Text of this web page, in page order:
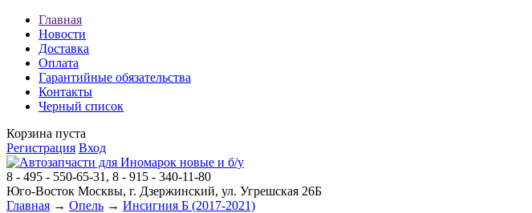
Главная
Новости
Доставка
Оплата
Гарантийные обязательства
Контакты
Черный список
Корзина пуста
Регистрация Вход
8 - 495 - 550-65-31, 8 - 915 - 340-11-80
Юго-Восток Москвы, г. Дзержинский, ул. Угрешская 26Б
Главная → Опель → Инсигния Б (2017-2021)